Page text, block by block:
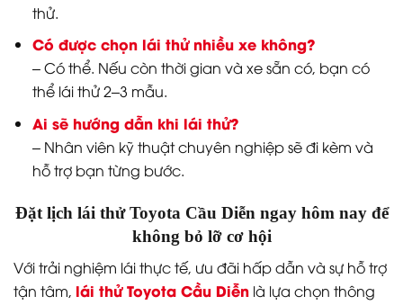
thử.
Có được chọn lái thử nhiều xe không?
– Có thể. Nếu còn thời gian và xe sẵn có, bạn có
thể lái thử 2–3 mẫu.
Ai sẽ hướng dẫn khi lái thử?
– Nhân viên kỹ thuật chuyên nghiệp sẽ đi kèm và
hỗ trợ bạn từng bước.
Đặt lịch lái thử Toyota Cầu Diễn ngay hôm nay để
không bỏ lỡ cơ hội
Với trải nghiệm lái thực tế, ưu đãi hấp dẫn và sự hỗ trợ
tận tâm, lái thử Toyota Cầu Diễn là lựa chọn thông